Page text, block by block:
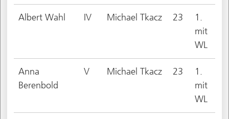
Albert Wahl IV Michael Tkacz 23
1.
mit
WL
Anna
Berenbold
V Michael Tkacz 23
1.
mit
WL